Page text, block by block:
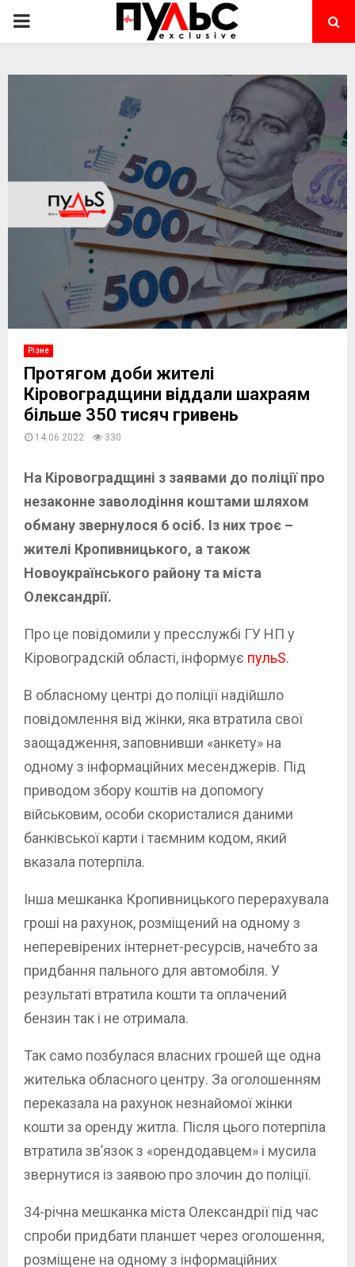
PRIMARY
Різне
Протягом доби жителі
Кіровоградщини віддали шахраям
більше 350 тисяч гривень
14.06.2022 330
На Кіровоградщині з заявами до поліції про
незаконне заволодіння коштами шляхом
обману звернулося 6 осіб. Із них троє –
жителі Кропивницького, а також
Новоукраїнського району та міста
Олександрії.
Про це повідомили у пресслужбі ГУ НП у
Кіровоградскій області, інформує пульS.
В обласному центрі до поліції надійшло
повідомлення від жінки, яка втратила свої
заощадження, заповнивши «анкету» на
одному з інформаційних месенджерів. Під
приводом збору коштів на допомогу
військовим, особи скористалися даними
банківської карти і таємним кодом, який
вказала потерпіла.
Інша мешканка Кропивницького перерахувала
гроші на рахунок, розміщений на одному з
неперевірених інтернет-ресурсів, начебто за
придбання пального для автомобіля. У
результаті втратила кошти та оплачений
бензин так і не отримала.
Так само позбулася власних грошей ще одна
жителька обласного центру. За оголошенням
переказала на рахунок незнайомої жінки
кошти за оренду житла. Після цього потерпіла
втратила зв’язок з «орендодавцем» і мусила
звернутися із заявою про злочин до поліції.
34-річна мешканка міста Олександрії під час
спроби придбати планшет через оголошення,
розміщене на одному з інформаційних